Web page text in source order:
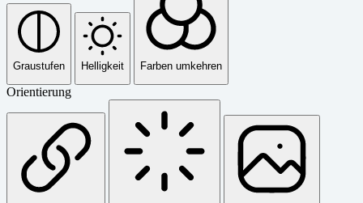
Graustufen Helligkeit Farben umkehren
Orientierung